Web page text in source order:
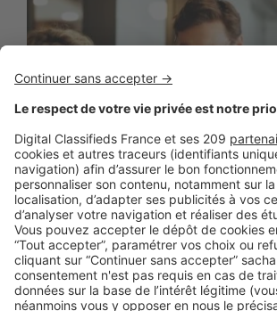
NON CLASSÉ
Quelle stratégie adopter pour
en 2024 ?